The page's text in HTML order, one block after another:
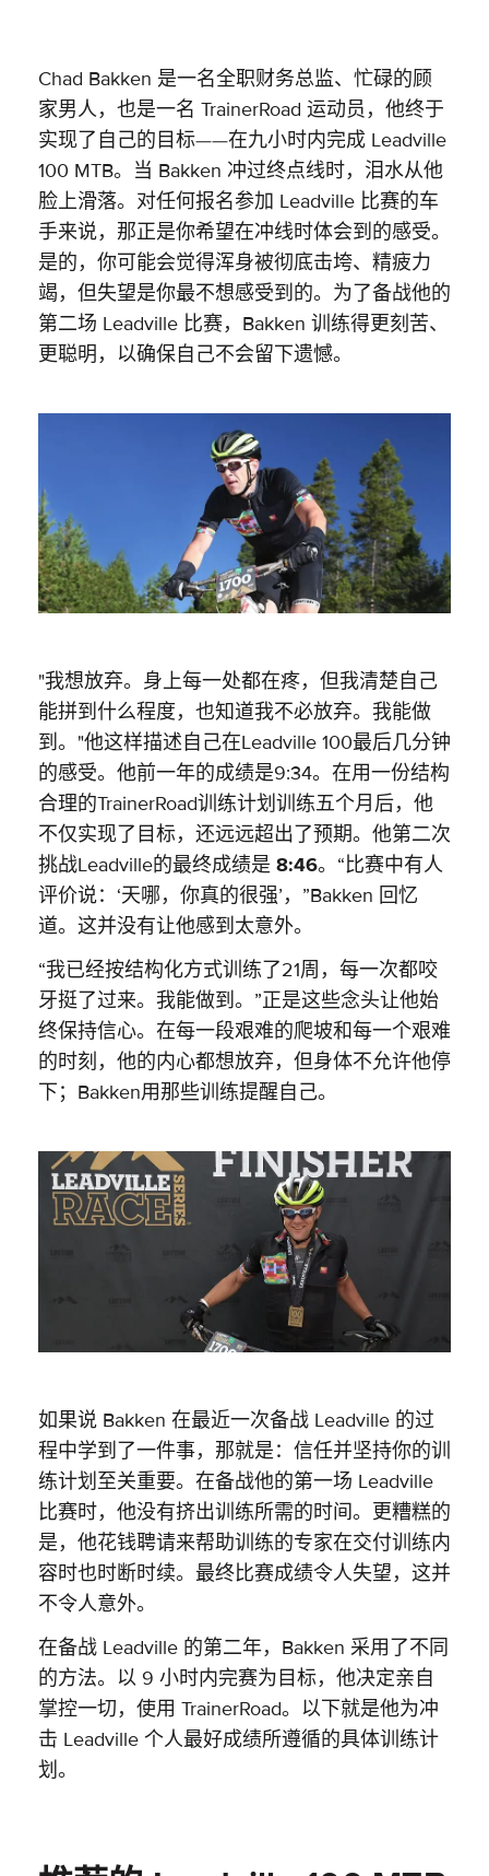
Chad Bakken 是一名全职财务总监、忙碌的顾
家男人，也是一名 TrainerRoad 运动员，他终于
实现了自己的目标——在九小时内完成 Leadville
100 MTB。当 Bakken 冲过终点线时，泪水从他
脸上滑落。对任何报名参加 Leadville 比赛的车
手来说，那正是你希望在冲线时体会到的感受。
是的，你可能会觉得浑身被彻底击垮、精疲力
竭，但失望是你最不想感受到的。为了备战他的
第二场 Leadville 比赛，Bakken 训练得更刻苦、
更聪明，以确保自己不会留下遗憾。
"我想放弃。身上每一处都在疼，但我清楚自己
能拼到什么程度，也知道我不必放弃。我能做
到。"他这样描述自己在Leadville 100最后几分钟
的感受。他前一年的成绩是9:34。在用一份结构
合理的TrainerRoad训练计划训练五个月后，他
不仅实现了目标，还远远超出了预期。他第二次
挑战Leadville的最终成绩是 8:46。“比赛中有人
评价说：‘天哪，你真的很强’，”Bakken 回忆
道。这并没有让他感到太意外。
“我已经按结构化方式训练了21周，每一次都咬
牙挺了过来。我能做到。”正是这些念头让他始
终保持信心。在每一段艰难的爬坡和每一个艰难
的时刻，他的内心都想放弃，但身体不允许他停
下；Bakken用那些训练提醒自己。
如果说 Bakken 在最近一次备战 Leadville 的过
程中学到了一件事，那就是：信任并坚持你的训
练计划至关重要。在备战他的第一场 Leadville
比赛时，他没有挤出训练所需的时间。更糟糕的
是，他花钱聘请来帮助训练的专家在交付训练内
容时也时断时续。最终比赛成绩令人失望，这并
不令人意外。
在备战 Leadville 的第二年，Bakken 采用了不同
的方法。以 9 小时内完赛为目标，他决定亲自
掌控一切，使用 TrainerRoad。以下就是他为冲
击 Leadville 个人最好成绩所遵循的具体训练计
划。